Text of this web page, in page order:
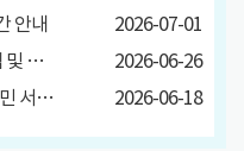
안내
2026-07-01
[입찰공고] 식품위해예측시스템 및 대국민 서비스 구축
2026-06-26
「식품위해예측 시스템 및 대국민 서비스 구축」소프트웨어사업 영향평가 결과서 공고
2026-06-18